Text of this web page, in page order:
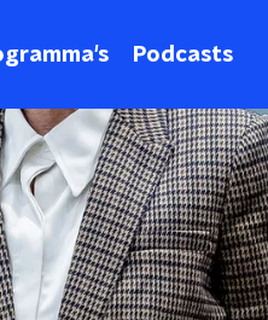
Podcasts